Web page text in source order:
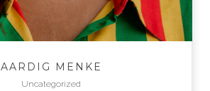
AARDIG MENKE
Uncategorized